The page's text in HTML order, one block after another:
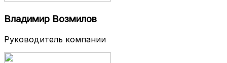
Владимир Возмилов
Руководитель компании